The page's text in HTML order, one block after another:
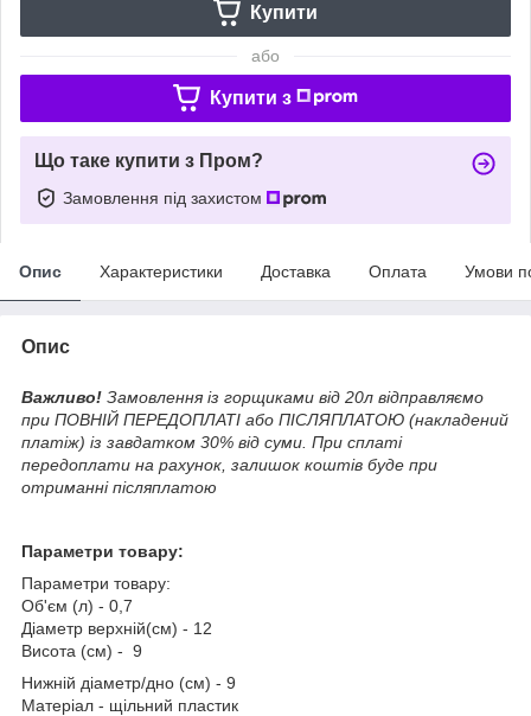
Купити
або
Купити з
Що таке купити з Пром?
Замовлення під захистом
Опис Характеристики Доставка Оплата Умови
Опис
Важливо! Замовлення із горщиками від 20л відправляємо
при ПОВНІЙ ПЕРЕДОПЛАТІ або ПІСЛЯПЛАТОЮ (накладений
платіж) із завдатком 30% від суми. При сплаті
передоплати на рахунок, залишок коштів буде при
отриманні післяплатою
Параметри товару:
Параметри товару:
Об'єм (л) - 0,7
Діаметр верхній(см) - 12
Висота (см) - 9
Нижній діаметр/дно (см) - 9
Матеріал - щільний пластик